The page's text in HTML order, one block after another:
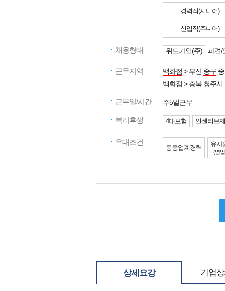
경력직(시니어)
신입직(주니어)
채용형태 위드가인(주) 파견/
근무지역 백화점 > 부산중구
백화점 > 충북 청주시
근무일/시간 주5일근무
복리후생 4대보험 인센티브제
우대조건
동종업계경력 유사
(영
상세요강 기업